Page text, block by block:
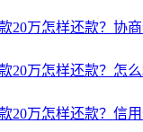
20万怎样还款？协
20万怎样还款？怎
20万怎样还款？信